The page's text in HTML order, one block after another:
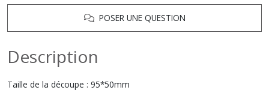
POSER UNE QUESTION
Description
Taille de la découpe : 95*50mm